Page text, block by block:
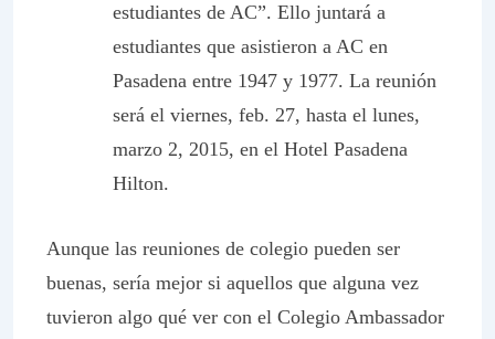
estudiantes de AC”. Ello juntará a
estudiantes que asistieron a AC en
Pasadena entre 1947 y 1977. La reunión
será el viernes, feb. 27, hasta el lunes,
marzo 2, 2015, en el Hotel Pasadena
Hilton.
Aunque las reuniones de colegio pueden ser
buenas, sería mejor si aquellos que alguna vez
tuvieron algo qué ver con el Colegio Ambassador